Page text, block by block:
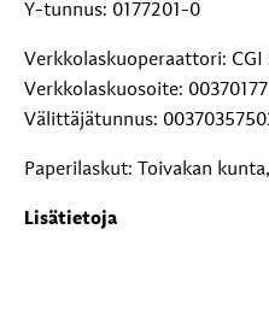
Y-tunnus: 0177201-0
Verkkolaskuoperaattori: CGI
Verkkolaskuosoite:
Välittäjätunnus:
Paperilaskut: Toivakan
Lisätietoja